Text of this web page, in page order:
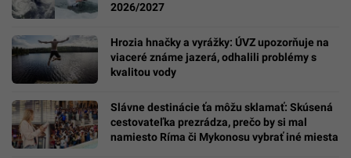
2026/2027
Hrozia hnačky a vyrážky: ÚVZ upozorňuje na
viaceré známe jazerá, odhalili problémy s
kvalitou vody
Slávne destinácie ťa môžu sklamať: Skúsená
cestovateľka prezrádza, prečo by si mal
namiesto Ríma či Mykonosu vybrať iné miesta